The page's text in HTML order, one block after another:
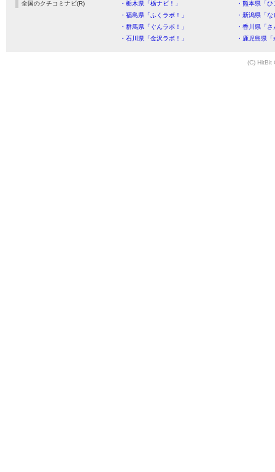
全国のクチコミナビ(R) ・栃木県「栃ナビ！」
・熊本県「
・福島県「ふくラボ！」
・新潟県「
・群馬県「ぐんラボ！」
・香川県「
・石川県「金沢ラボ！」
・鹿児島県
(C) HitBit